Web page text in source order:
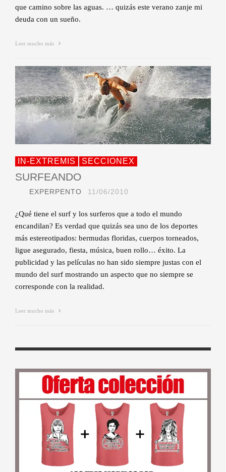
que camino sobre las aguas. … quizás este verano zanje mi
deuda con un sueño.
Leer mucho más
IN-EXTREMIS SECCIONEX
SURFEANDO
EXPERPENTO 11/06/2010
¿Qué tiene el surf y los surferos que a todo el mundo
encandilan? Es verdad que quizás sea uno de los deportes
más estereotipados: bermudas floridas, cuerpos torneados,
ligue asegurado, fiesta, música, buen rollo… éxito. La
publicidad y las películas no han sido siempre justas con el
mundo del surf mostrando un aspecto que no siempre se
corresponde con la realidad.
Leer mucho más